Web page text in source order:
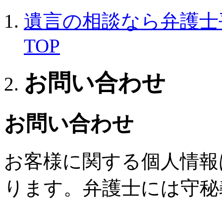
遺言の相談なら弁護
TOP
お問い合わせ
お問い合わせ
お客様に関する個人情
ります。弁護士には守